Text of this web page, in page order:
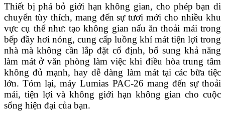
Thiết bị phá bỏ giới hạn không gian, cho phép bạn di
chuyển tùy thích, mang đến sự tươi mới cho nhiều khu
vực cụ thể như: tạo không gian nấu ăn thoải mái trong
bếp đầy hơi nóng, cung cấp luồng khí mát tiện lợi trong
nhà mà không cần lắp đặt cố định, bổ sung khả năng
làm mát ở văn phòng làm việc khi điều hòa trung tâm
không đủ mạnh, hay dễ dàng làm mát tại các bữa tiệc
lớn. Tóm lại, máy Lumias PAC-26 mang đến sự thoải
mái, tiện lợi và không giới hạn không gian cho cuộc
sống hiện đại của bạn.